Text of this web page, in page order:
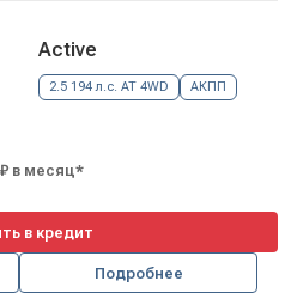
Active
2.5 194 л.с. AT 4WD АКПП
₽ в месяц*
в кредит
Подробнее